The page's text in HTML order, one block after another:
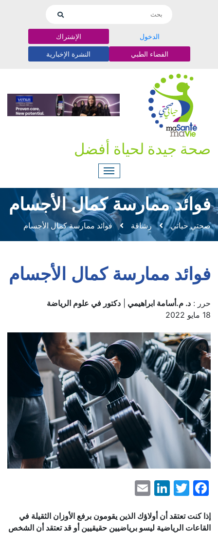
الدخول الإشتراك
الفضاء الطبي النشرة الإخبارية
صحة جيدة لحياة أفضل
فوائد ممارسة كمال الأجسام
صحتي حياتي رشاقة فوائد ممارسة كمال الأجسام
فوائد ممارسة كمال الأجسام
حرر : د. م.أسامة ابراهيمي
دكتور في علوم الرياضة
18 مايو 2022
Facebook
Twitter
LinkedIn
إذا كنت تعتقد أن أولاؤك الذين يقومون برفع الأوزان الثقيلة في
القاعات الرياضية ليسو برياضيين حقيقيين أو قد تعتقد أن الشخص